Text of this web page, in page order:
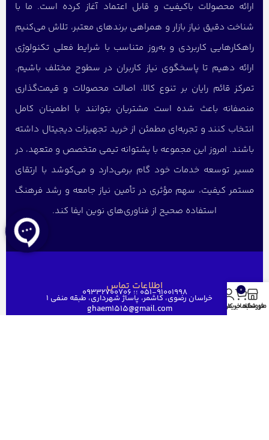
ارائه محصولات باکیفیت و قابل اعتماد آغاز کرده است. ما با
شناخت دقیق نیاز بازار و همراهی برندهای معتبر، تلاش می‌کنیم
راهکارهایی کاربردی و به‌روز متناسب با شرایط فعلی تکنولوژی
ارائه دهیم تا پاسخگوی نیاز کاربران در سطوح مختلف باشیم.
تمرکز قائم رایان بر تنوع کالا، اصالت محصولات و قیمت‌گذاری
منصفانه باعث شده است مشتریان بتوانند با اطمینان کامل
انتخاب کنند و تجربه‌ای مطمئن از خرید تجهیزات دیجیتال داشته
باشند. امروز این مجموعه با پشتوانه تیمی متخصص و متعهد، در
مسیر توسعه خدمات خود گام برمی‌دارد و می‌کوشد با ارتقای
مستمر کیفیت، سهم مؤثری در تأمین نیاز جامعه و رشد فرهنگ
استفاده صحیح از فناوری‌های نوین ایفا کند.
اطلاعات تماس051-91001998 ؛؛ 09332700706
خراسان رضوی، کاشمر، پاساژ شهرداری، طبقه منفی ۱
ghaem1515@gmail.com منوفروشگاه
0
سبد خرید
حساب کاربری من